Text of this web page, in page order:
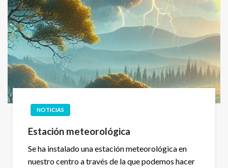
NOTICIAS
Estación meteorológica
Se ha instalado una estación meteorológica en
nuestro centro a través de la que podemos hacer